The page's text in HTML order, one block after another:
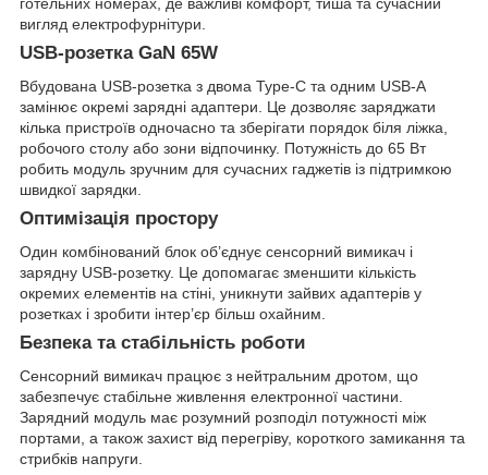
готельних номерах, де важливі комфорт, тиша та сучасний
вигляд електрофурнітури.
USB-розетка GaN 65W
Вбудована USB-розетка з двома Type-C та одним USB-A
замінює окремі зарядні адаптери. Це дозволяє заряджати
кілька пристроїв одночасно та зберігати порядок біля ліжка,
робочого столу або зони відпочинку. Потужність до 65 Вт
робить модуль зручним для сучасних гаджетів із підтримкою
швидкої зарядки.
Оптимізація простору
Один комбінований блок об’єднує сенсорний вимикач і
зарядну USB-розетку. Це допомагає зменшити кількість
окремих елементів на стіні, уникнути зайвих адаптерів у
розетках і зробити інтер’єр більш охайним.
Безпека та стабільність роботи
Сенсорний вимикач працює з нейтральним дротом, що
забезпечує стабільне живлення електронної частини.
Зарядний модуль має розумний розподіл потужності між
портами, а також захист від перегріву, короткого замикання та
стрибків напруги.